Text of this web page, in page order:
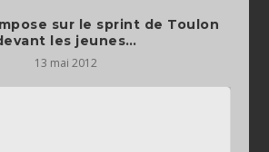
sur le sprint de Toulon
les jeunes…
13 mai 2012